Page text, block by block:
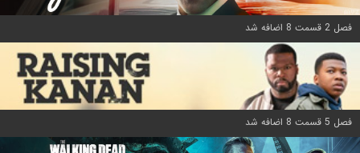
فصل 2 قسمت 8 اضافه شد
فصل 5 قسمت 8 اضافه شد